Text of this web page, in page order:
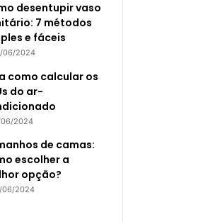
desentupir vaso
7 métodos
e fáceis
06/2024
como calcular os
do ar-
06/2024
de camas:
escolher a
opção?
06/2024